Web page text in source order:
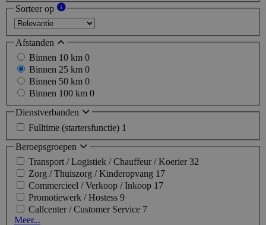
Sorteer op
Afstanden
Binnen 10 km 0
Binnen 25 km 0
Binnen 50 km 0
Binnen 100 km 0
Dienstverbanden
Fulltime (startersfunctie) 1
Beroepsgroepen
Transport / Logistiek / Chauffeur / Koerier32
Zorg / Thuiszorg / Kinderopvang 17
Commercieel / Verkoop / Inkoop 17
Promotiewerk / Hostess 9
Callcenter / Customer Service 7
Meer...